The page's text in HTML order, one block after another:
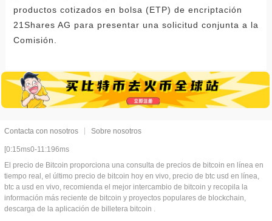
productos cotizados en bolsa (ETP) de encriptación
21Shares AG para presentar una solicitud conjunta a la
Comisión.
Contacta con nosotros Sobre nosotros
[0:15ms0-11:196ms
El precio de Bitcoin proporciona una consulta de precios de bitcoin en línea en
tiempo real, el último precio de bitcoin hoy en vivo, precio de btc usd en línea,
btc a usd en vivo, recomienda el mejor intercambio de bitcoin y recopila la
información más reciente de bitcoin y proyectos populares de blockchain,
descarga de la aplicación de billetera bitcoin .